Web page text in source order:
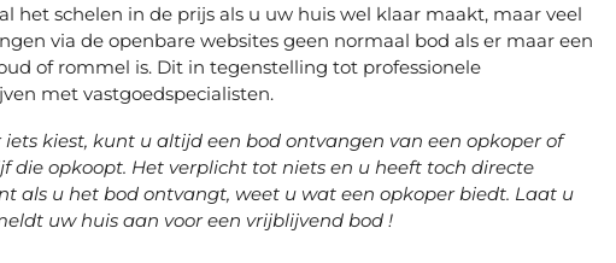
het schelen in de prijs als u uw huis wel klaar maakt, maar veel
via de openbare websites geen normaal bod als er maar een
of rommel is. Dit in tegenstelling tot professionele
met vastgoedspecialisten.
iets kiest, kunt u altijd een bod ontvangen van een opkoper of
die opkoopt. Het verplicht tot niets en u heeft toch directe
als u het bod ontvangt, weet u wat een opkoper biedt. Laat u
uw huis aan voor een vrijblijvend bod !